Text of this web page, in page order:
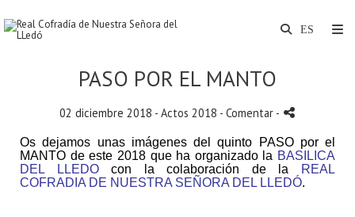
PASO POR EL MANTO
02 diciembre 2018 - Actos 2018 - Comentar -
Os dejamos unas imágenes del quinto PASO por el
MANTO de este 2018 que ha organizado la BASILICA
DEL LLEDOcon la colaboración de la
REAL
COFRADIA DE NUESTRA SEÑORA DEL LLEDÓ.